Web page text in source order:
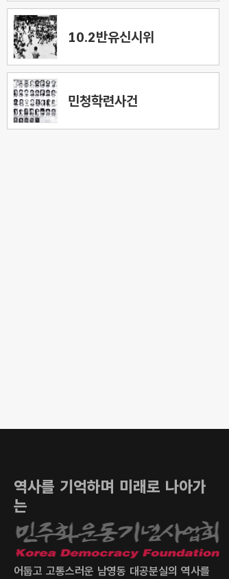
10.2반유신시위
민청학련사건
역사를 기억하며 미래로 나아가
는
어둡고 고통스러운 남영동 대공분실의 역사를